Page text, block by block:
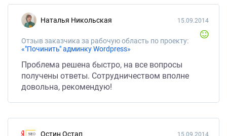
Наталья Никольская
Отзыв заказчика за рабочую область по проекту:
«"Починить" админку Wordpress»
15.09.2014
Проблема решена быстро, на все вопросы
получены ответы. Сотрудничеством вполне
довольна, рекомендую!
Остин Остап 15.09.2014